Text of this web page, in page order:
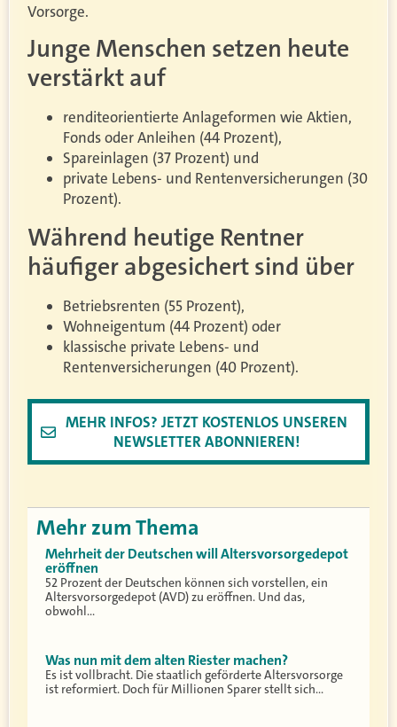
Vorsorge.
Junge Menschen setzen heute
verstärkt auf
renditeorientierte Anlageformen wie Aktien,
Fonds oder Anleihen (44 Prozent),
Spareinlagen (37 Prozent) und
private Lebens- und Rentenversicherungen (30
Prozent).
Während heutige Rentner
häufiger abgesichert sind über
Betriebsrenten (55 Prozent),
Wohneigentum (44 Prozent) oder
klassische private Lebens- und
Rentenversicherungen (40 Prozent).
MEHR INFOS? JETZT KOSTENLOS UNSEREN
NEWSLETTER ABONNIEREN!
Mehr zum Thema
Mehrheit der Deutschen will Altersvorsorgedepot
eröffnen
52 Prozent der Deutschen können sich vorstellen, ein
Altersvorsorgedepot (AVD) zu eröffnen. Und das,
obwohl…
Was nun mit dem alten Riester machen?
Es ist vollbracht. Die staatlich geförderte Altersvorsorge
ist reformiert. Doch für Millionen Sparer stellt sich…